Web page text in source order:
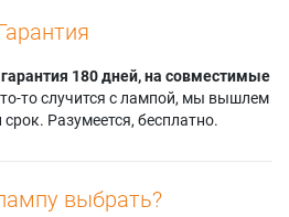
180 дней, на совместимые
то случится с лампой, мы вышлем
Разумеется, бесплатно.
выбрать?